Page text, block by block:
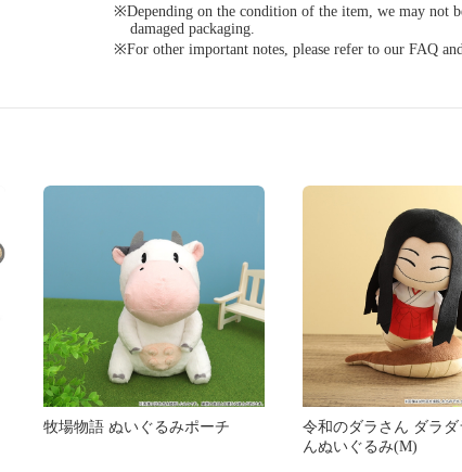
※Depending on the condition of the item, we may not
damaged packaging.
※For other important notes, please refer to our FAQ
牧場物語 ぬいぐるみポーチ
令和のダラさん ダラダ
んぬいぐるみ(M)